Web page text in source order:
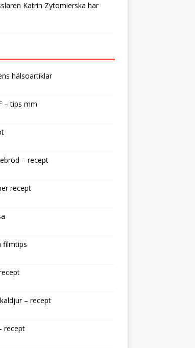
Katrin Zytomierska har
hälsoartiklar
– tips mm
– recept
recept
filmtips
– recept
recept